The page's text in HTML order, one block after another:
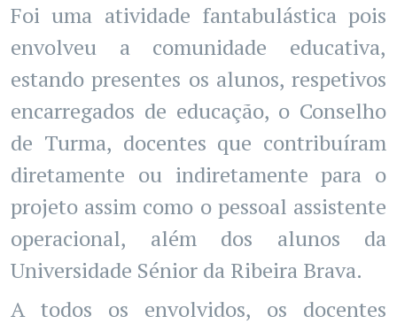
Foi uma atividade fantabulástica pois
envolveu a comunidade educativa,
estando presentes os alunos, respetivos
encarregados de educação, o Conselho
de Turma, docentes que contribuíram
diretamente ou indiretamente para o
projeto assim como o pessoal assistente
operacional, além dos alunos da
Universidade Sénior da Ribeira Brava.
A todos os envolvidos, os docentes